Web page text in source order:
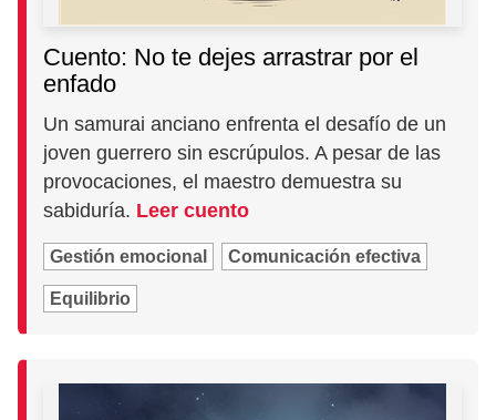
Cuento: No te dejes arrastrar por el
enfado
Un samurai anciano enfrenta el desafío de un
joven guerrero sin escrúpulos. A pesar de las
provocaciones, el maestro demuestra su
sabiduría. Leer cuento
Gestión emocional Comunicación efectiva
Equilibrio